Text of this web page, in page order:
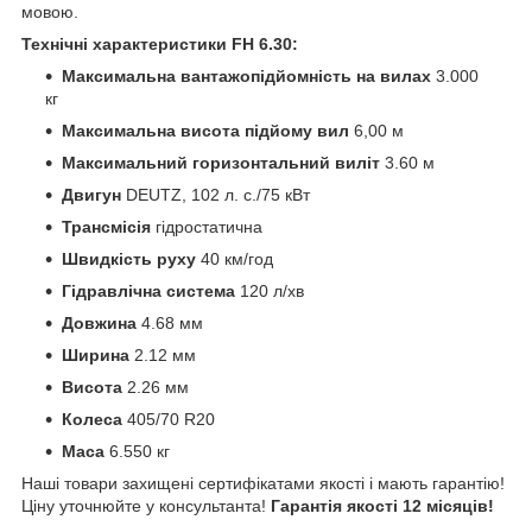
мовою.
Технічні характеристики FH 6.30:
Максимальна вантажопідйомність на вилах 3.000
кг
Максимальна висота підйому вил 6,00 м
Максимальний горизонтальний виліт 3.60 м
Двигун DEUTZ, 102 л. с./75 кВт
Трансмісія гідростатична
Швидкість руху 40 км/год
Гідравлічна система 120 л/хв
Довжина 4.68 мм
Ширина 2.12 мм
Висота 2.26 мм
Колеса 405/70 R20
Маса 6.550 кг
Наші товари захищені сертифікатами якості і мають гарантію!
Ціну уточнюйте у консультанта! Гарантія якості 12 місяців!